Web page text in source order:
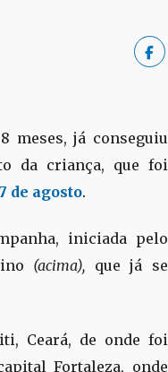
meses, já conseguiu
da criança, que foi
de agosto.
iniciada pelo
(acima), que já se
Ceará, de onde foi
Fortaleza, onde